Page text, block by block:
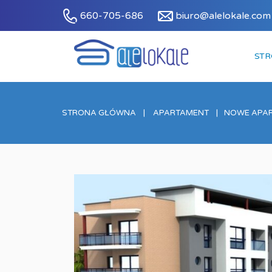
660-705-686 biuro@alelokale.com
STRONA GŁÓWNA APARTAMENT NOWE